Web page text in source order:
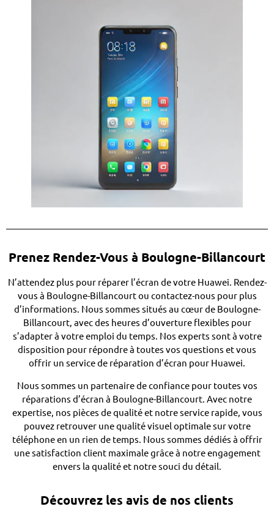
Prenez Rendez-Vous à Boulogne-Billancourt
N’attendez plus pour réparer l’écran de votre Huawei. Rendez-
vous à Boulogne-Billancourt ou contactez-nous pour plus
d’informations. Nous sommes situés au cœur de Boulogne-
Billancourt, avec des heures d’ouverture flexibles pour
s’adapter à votre emploi du temps. Nos experts sont à votre
disposition pour répondre à toutes vos questions et vous
offrir un service de réparation d’écran pour Huawei.
Nous sommes un partenaire de confiance pour toutes vos
réparations d’écran à Boulogne-Billancourt. Avec notre
expertise, nos pièces de qualité et notre service rapide, vous
pouvez retrouver une qualité visuel optimale sur votre
téléphone en un rien de temps. Nous sommes dédiés à offrir
une satisfaction client maximale grâce à notre engagement
envers la qualité et notre souci du détail.
Découvrez les avis de nos clients